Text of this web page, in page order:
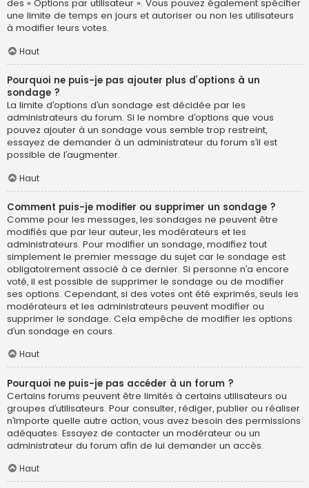
des « Options par utilisateur ». Vous pouvez également spécifier
une limite de temps en jours et autoriser ou non les utilisateurs
à modifier leurs votes.
Haut
Pourquoi ne puis-je pas ajouter plus d’options à un
sondage ?
La limite d’options d’un sondage est décidée par les
administrateurs du forum. Si le nombre d’options que vous
pouvez ajouter à un sondage vous semble trop restreint,
essayez de demander à un administrateur du forum s’il est
possible de l’augmenter.
Haut
Comment puis-je modifier ou supprimer un sondage ?
Comme pour les messages, les sondages ne peuvent être
modifiés que par leur auteur, les modérateurs et les
administrateurs. Pour modifier un sondage, modifiez tout
simplement le premier message du sujet car le sondage est
obligatoirement associé à ce dernier. Si personne n’a encore
voté, il est possible de supprimer le sondage ou de modifier
ses options. Cependant, si des votes ont été exprimés, seuls les
modérateurs et les administrateurs peuvent modifier ou
supprimer le sondage. Cela empêche de modifier les options
d’un sondage en cours.
Haut
Pourquoi ne puis-je pas accéder à un forum ?
Certains forums peuvent être limités à certains utilisateurs ou
groupes d’utilisateurs. Pour consulter, rédiger, publier ou réaliser
n’importe quelle autre action, vous avez besoin des permissions
adéquates. Essayez de contacter un modérateur ou un
administrateur du forum afin de lui demander un accès.
Haut